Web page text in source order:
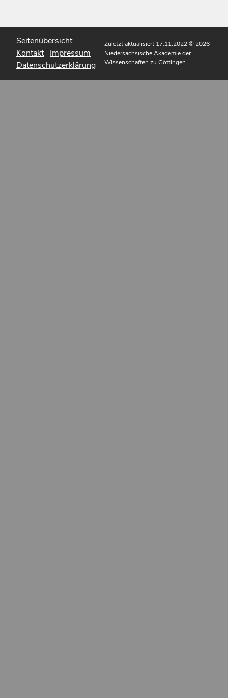
Seitenübersicht
Kontakt Impressum
Datenschutzerklärung
Zuletzt aktualisiert 17.11.2022© 2026
Niedersächsische Akademie der
Wissenschaften zu Göttingen